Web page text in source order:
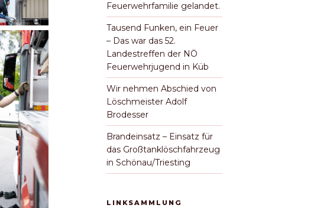
Feuerwehrfamilie gelandet.
Tausend Funken, ein Feuer
– Das war das 52.
Landestreffen der NÖ
Feuerwehrjugend in Küb
Wir nehmen Abschied von
Löschmeister Adolf
Brodesser
Brandeinsatz – Einsatz für
das Großtanklöschfahrzeug
in Schönau/Triesting
LINKSAMMLUNG